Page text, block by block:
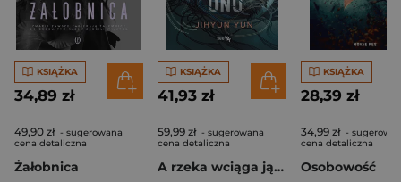
KSIĄŻKA
34,89 zł
49,90 zł - sugerowana
cena detaliczna
Żałobnica
KSIĄŻKA
41,93 zł
59,99 zł - sugerowana
cena detaliczna
A rzeka wciąga ją na dno
KSIĄŻKA
28,39 zł
34,99 zł -
cena detaliczna
Osobowość